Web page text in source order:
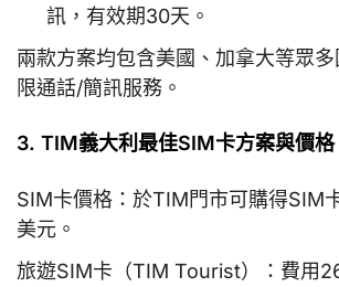
訊，有效期30天。
兩款方案均包含美國、加拿大等眾
限通話/簡訊服務。
3. TIM義大利最佳SIM卡方案與價格
SIM卡價格：於TIM門市可購得SIM
美元。
旅遊SIM卡（TIM Tourist）：費用